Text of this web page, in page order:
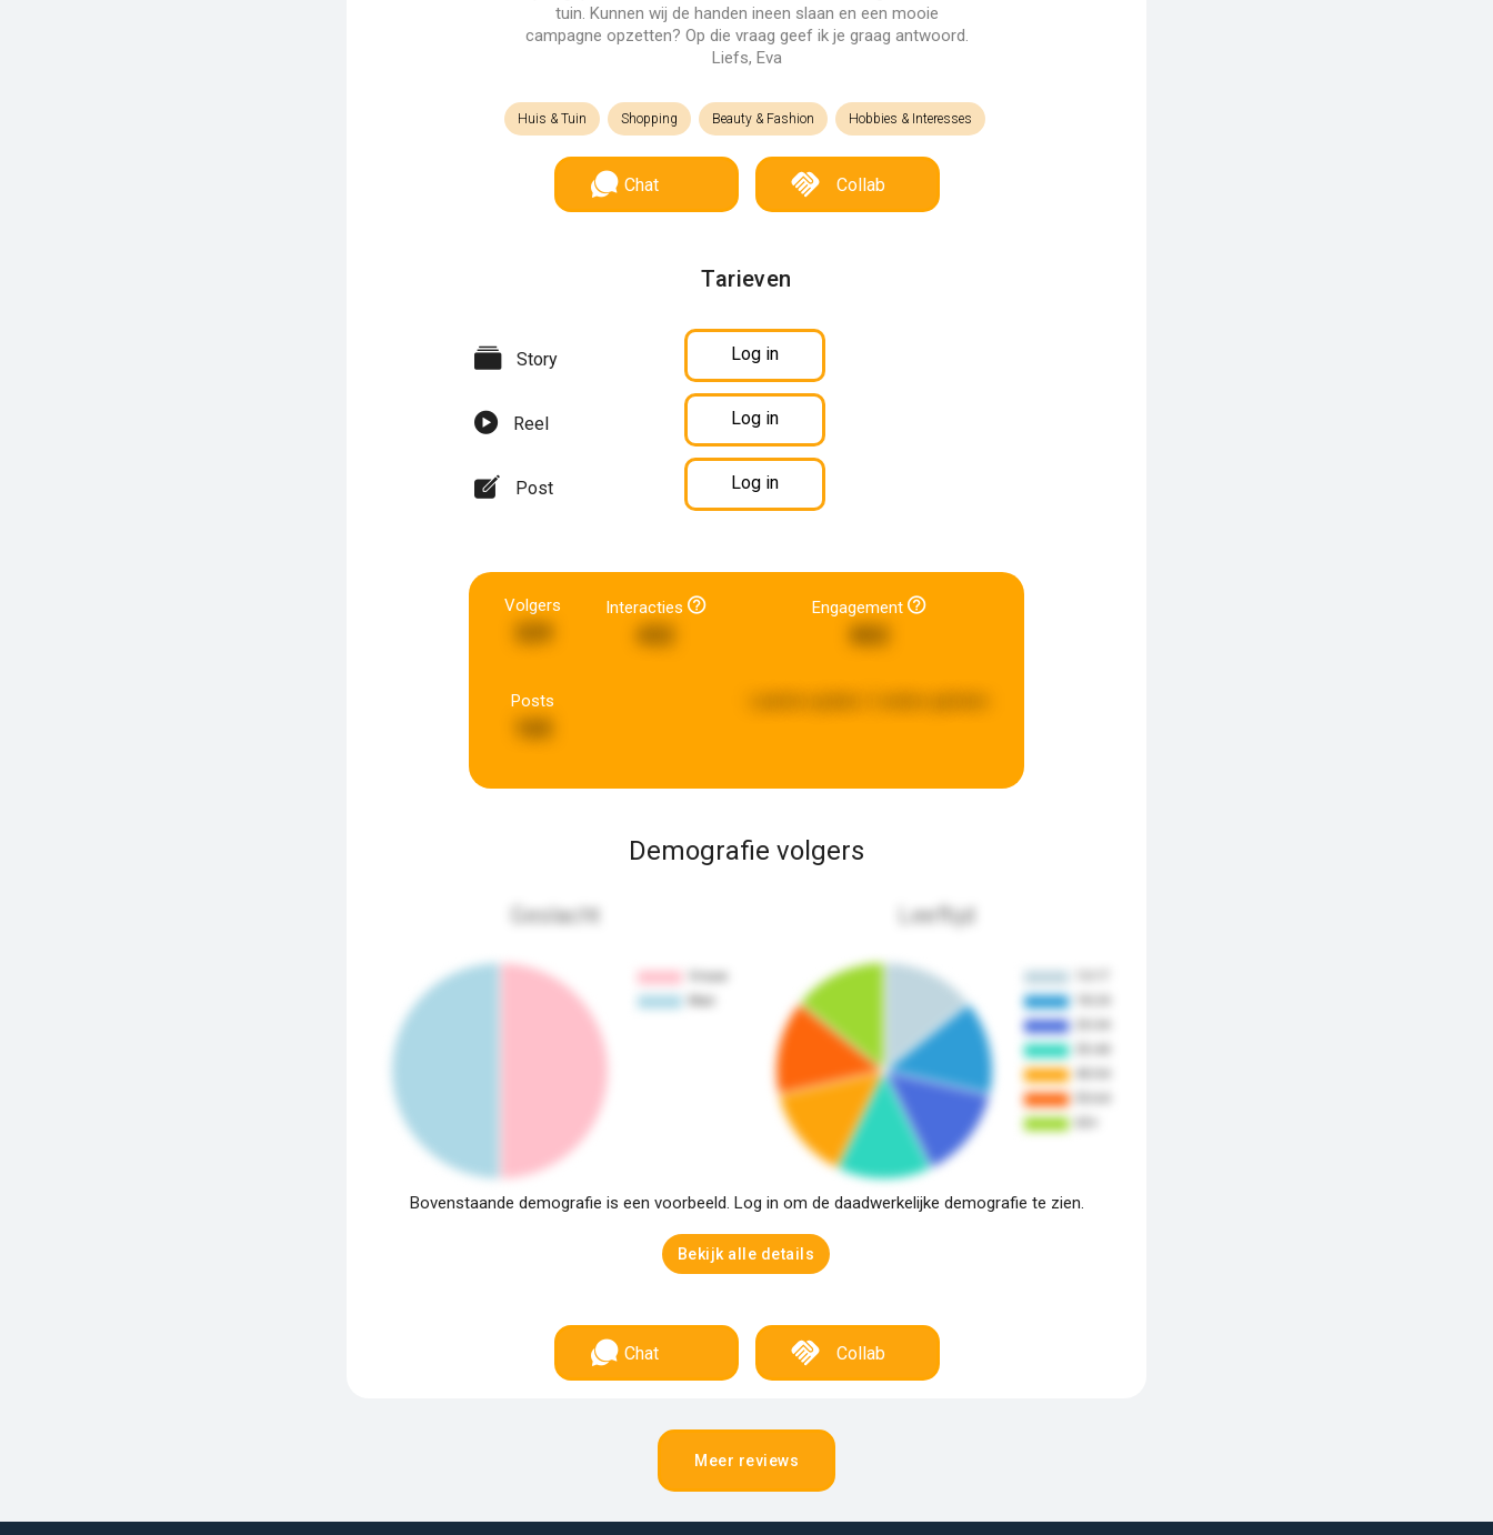
tuin. Kunnen wij de handen ineen slaan en een mooie
campagne opzetten? Op die vraag geef ik je graag antwoord.
Liefs, Eva
Huis & Tuin Shopping Beauty & Fashion Hobbies & Interesses
Chat Collab
Tarieven
Story Log in
Reel Log in
Post Log in
Volgers Interacties Engagement
Posts
165
Demografie volgers
Geslacht Leeftijd
Bovenstaande demografie is een voorbeeld. Log in om de daadwerkelijke demografie te zien.
Bekijk alle details
Chat Collab
Meer reviews